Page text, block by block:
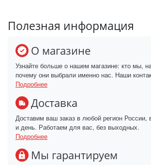
Полезная информация
О магазине
Узнайте больше о нашем магазине: кто мы,
почему они выбрали именно нас. Наши
Подробнее
Доставка
Доставим ваш заказ в любой регион России,
и день. Работаем для вас, без выходных.
Подробнее
Мы гарантируем